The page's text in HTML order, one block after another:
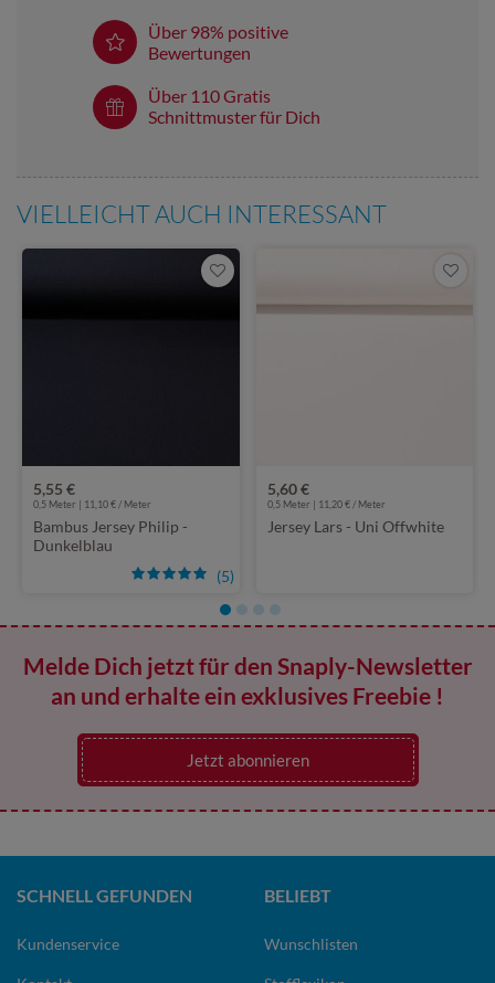
Über 98% positive
Bewertungen
Über 110 Gratis
Schnittmuster für Dich
VIELLEICHT AUCH INTERESSANT
(5)
5,55 €
0,5 Meter | 11,10 € / Meter
Bambus Jersey Philip -
Dunkelblau
5,60 €
0,5 Meter | 11,20 € / Meter
Jersey Lars - Uni Offwhite
Melde Dich jetzt für den Snaply-Newsletter
an und erhalte ein exklusives Freebie !
Jetzt abonnieren
SCHNELL GEFUNDEN
Kundenservice
BELIEBT
Wunschlisten